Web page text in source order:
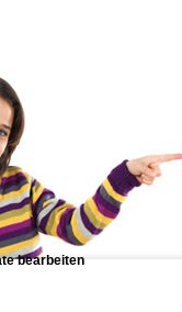
bearbeiten